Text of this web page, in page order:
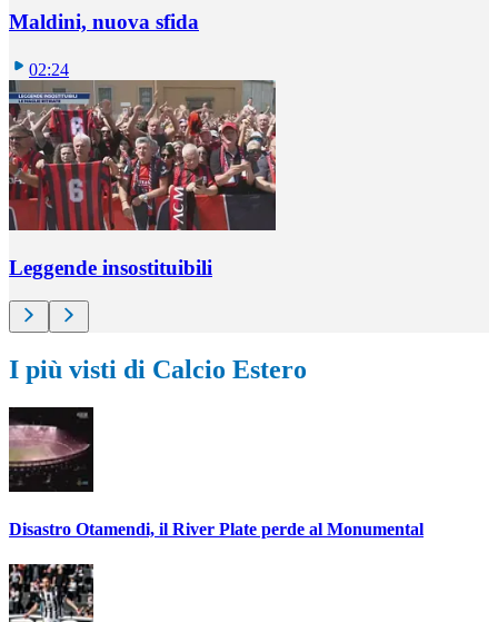
Maldini, nuova sfida
02:24
Leggende insostituibili
I più visti di Calcio Estero
Disastro Otamendi, il River Plate perde al Monumental